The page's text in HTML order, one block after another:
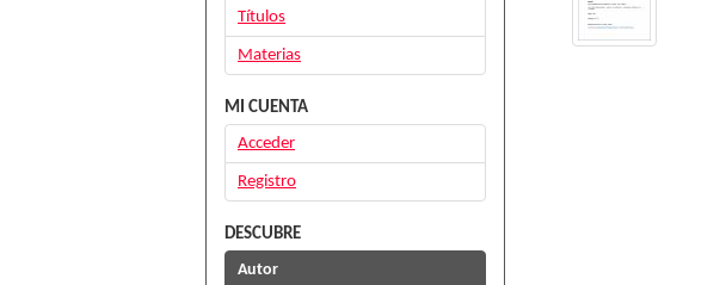
Títulos
Materias
MI CUENTA
Acceder
Registro
DESCUBRE
Autor